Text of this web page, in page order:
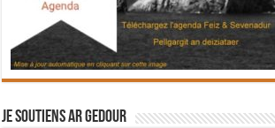
Je soutiens Ar Gedour